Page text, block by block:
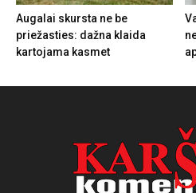
Augalai skursta ne be
priežasties: dažna klaida
kartojama kasmet